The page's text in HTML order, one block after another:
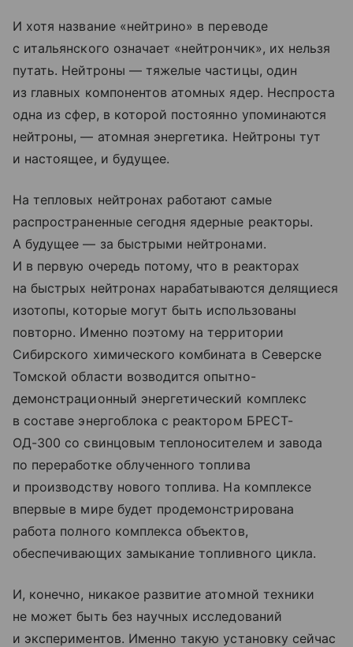
И хотя название «нейтрино» в переводе
с итальянского означает «нейтрончик», их нельзя
путать. Нейтроны — тяжелые частицы, один
из главных компонентов атомных ядер. Неспроста
одна из сфер, в которой постоянно упоминаются
нейтроны, — атомная энергетика. Нейтроны тут
и настоящее, и будущее.
На тепловых нейтронах работают самые
распространенные сегодня ядерные реакторы.
А будущее — за быстрыми нейтронами.
И в первую очередь потому, что в реакторах
на быстрых нейтронах нарабатываются делящиеся
изотопы, которые могут быть использованы
повторно. Именно поэтому на территории
Сибирского химического комбината в Северске
Томской области возводится опытно-
демонстрационный энергетический комплекс
в составе энергоблока с реактором БРЕСТ-
ОД-300 со свинцовым теплоносителем и завода
по переработке облученного топлива
и производству нового топлива. На комплексе
впервые в мире будет продемонстрирована
работа полного комплекса объектов,
обеспечивающих замыкание топливного цикла.
И, конечно, никакое развитие атомной техники
не может быть без научных исследований
и экспериментов. Именно такую установку сейчас